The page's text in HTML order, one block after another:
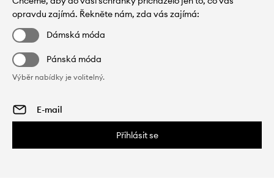
opravdu zajímá. Řekněte nám, zda vás zajímá:
Dámská móda
Pánská móda
Výběr nabídky je volitelný.
Přihlásit se